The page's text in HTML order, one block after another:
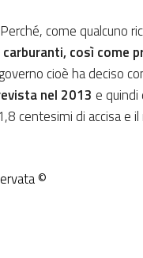
come qualcuno
così come
cioè ha deciso
nel 2013 e
centesimi di accisa e
©